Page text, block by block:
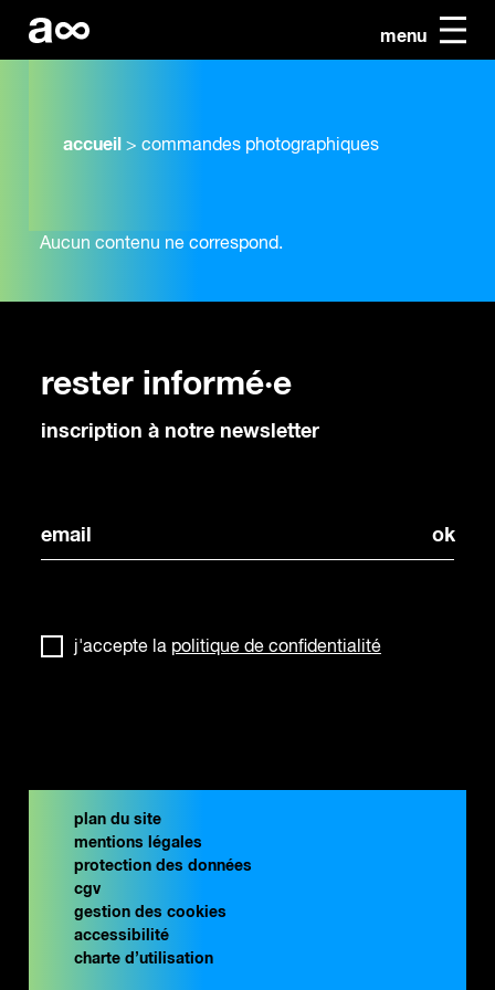
menu
accueil > commandes photographiques
Aucun contenu ne correspond.
rester informé·e
inscription à notre newsletter
j'accepte la politique de confidentialité
plan du site
mentions légales
protection des données
cgv
gestion des cookies
accessibilité
charte d’utilisation